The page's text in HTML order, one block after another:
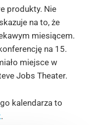
produkty. Nie
na to, że
miesiącem.
na 15.
miejsce w
Jobs Theater.
kalendarza to
.